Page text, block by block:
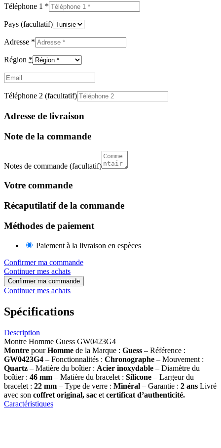
Téléphone 1 *
Pays (facultatif)
Adresse *
Région *
Email
Téléphone 2 (facultatif)
Adresse de livraison
Note de la commande
Notes de commande (facultatif)
Votre commande
Récaputilatif de la commande
Méthodes de paiement
Paiement à la livraison en espèces
Confirmer ma commande
Continuer mes achats
Confirmer ma commande
Continuer mes achats
Spécifications
Description
Montre Homme Guess GW0423G4
Montre pourHomme de la Marque : Guess – Référence :
GW0423G4 – Fonctionnalités : Chronographe – Mouvement :
Quartz – Matière du boîtier : Acier inoxydable – Diamètre du
boîtier : 46 mm – Matière du bracelet : Silicone – Largeur du
bracelet : 22 mm – Type de verre : Minéral – Garantie : 2 ans Livré
avec son coffret original, sac et certificat d’authenticité.
Caractéristiques